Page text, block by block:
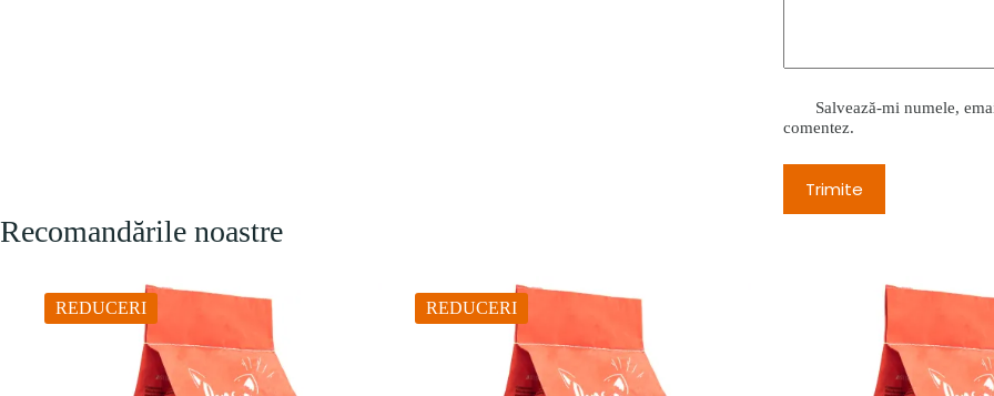
Salvează-mi numele,
comentez.
Trimite
Recomandările noastre
REDUCERI REDUCERI